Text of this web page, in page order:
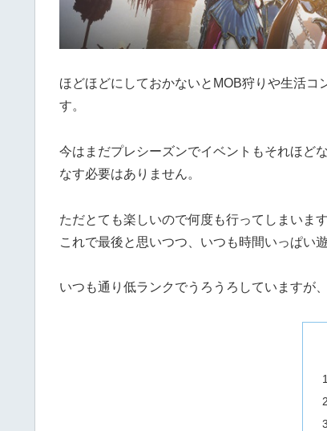
ほどほどにしておかないとMOB狩りや生活コ
す。
今はまだプレシーズンでイベントもそれほど
なす必要はありません。
ただとても楽しいので何度も行ってしまいます
これで最後と思いつつ、いつも時間いっぱい
いつも通り低ランクでうろうろしていますが